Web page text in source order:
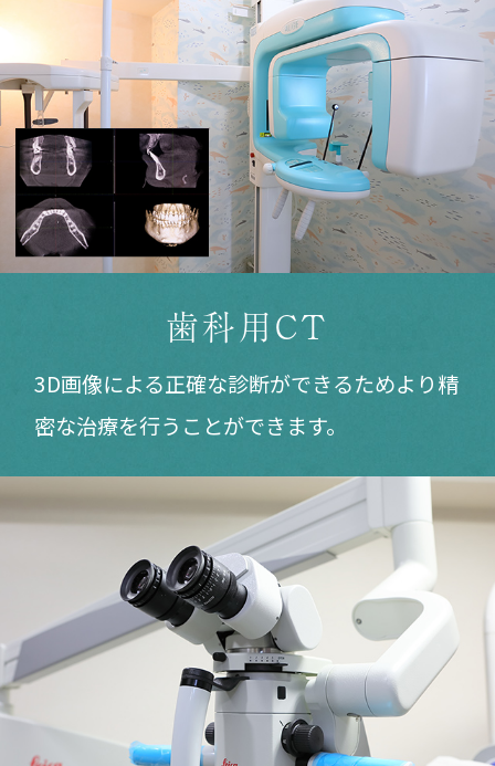
歯科用CT
3D画像による正確な診断ができるためより精
密な治療を行うことができます。